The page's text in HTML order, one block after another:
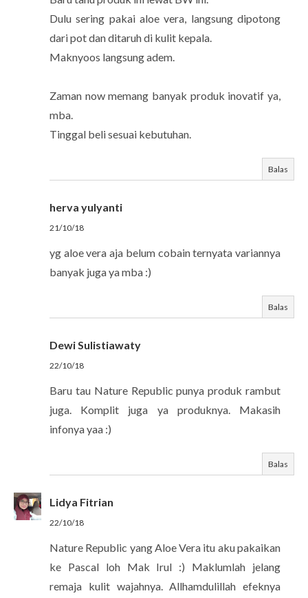
Dulu sering pakai aloe vera, langsung dipotong
dari pot dan ditaruh di kulit kepala.
Maknyoos langsung adem.
Zaman now memang banyak produk inovatif ya,
mba.
Tinggal beli sesuai kebutuhan.
Balas
herva yulyanti
21/10/18
yg aloe vera aja belum cobain ternyata variannya
banyak juga ya mba :)
Balas
Dewi Sulistiawaty
22/10/18
Baru tau Nature Republic punya produk rambut
juga. Komplit juga ya produknya. Makasih
infonya yaa :)
Balas
Lidya Fitrian
22/10/18
Nature Republic yang Aloe Vera itu aku pakaikan
ke Pascal loh Mak Irul :) Maklumlah jelang
remaja kulit wajahnya. Allhamdulillah efeknya